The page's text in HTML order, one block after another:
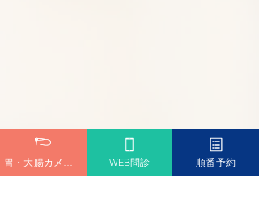
阪急今津線「甲東園駅」より徒歩6分
WEB問診 順番予約